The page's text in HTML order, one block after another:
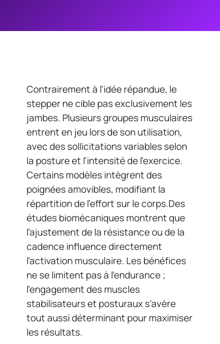
Contrairement à l’idée répandue, le
stepper ne cible pas exclusivement les
jambes. Plusieurs groupes musculaires
entrent en jeu lors de son utilisation,
avec des sollicitations variables selon
la posture et l’intensité de l’exercice.
Certains modèles intègrent des
poignées amovibles, modifiant la
répartition de l’effort sur le corps.Des
études biomécaniques montrent que
l’ajustement de la résistance ou de la
cadence influence directement
l’activation musculaire. Les bénéfices
ne se limitent pas à l’endurance ;
l’engagement des muscles
stabilisateurs et posturaux s’avère
tout aussi déterminant pour maximiser
les résultats.